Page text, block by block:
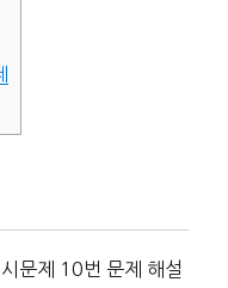
문제 10번 문제 해설